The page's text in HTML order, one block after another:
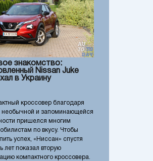
знакомство:
Nissan Juke
в Украину
кроссовер благодаря
необычной и запоминающейся
пришелся многим
по вкусу. Чтобы
успех, «Ниссан» спустя
лет показал вторую
компактного кроссовера.